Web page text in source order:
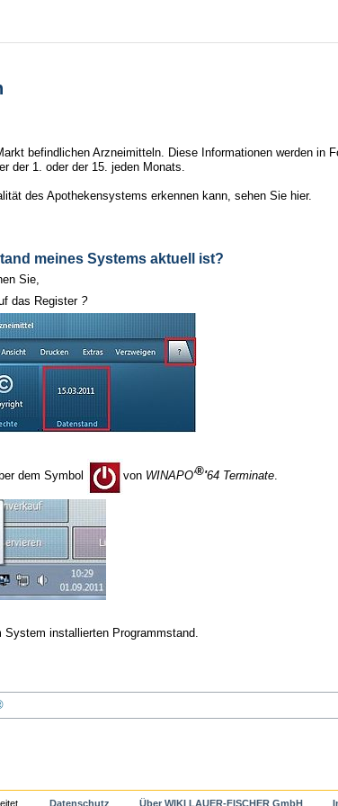
befindlichen Arzneimitteln. Diese Informationen werden
der 1. oder der 15. jeden Monats.
des Apothekensystems erkennen kann, sehen Sie hier.
meines Systems aktuell ist?
Sie,
das Register ?
dem Symbol von WINAPO'®'64 Terminate.
installierten Programmstand.
Datenschutz Über WIKI LAUER-FISCHER GmbH